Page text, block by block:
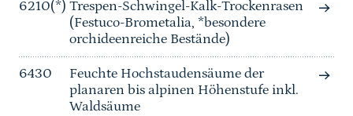
6210(*) Trespen-Schwingel-Kalk-Trockenrasen
(Festuco-Brometalia, *besondere
orchideenreiche Bestände)
6430
Feuchte Hochstaudensäume der
planaren bis alpinen Höhenstufe inkl.
Waldsäume